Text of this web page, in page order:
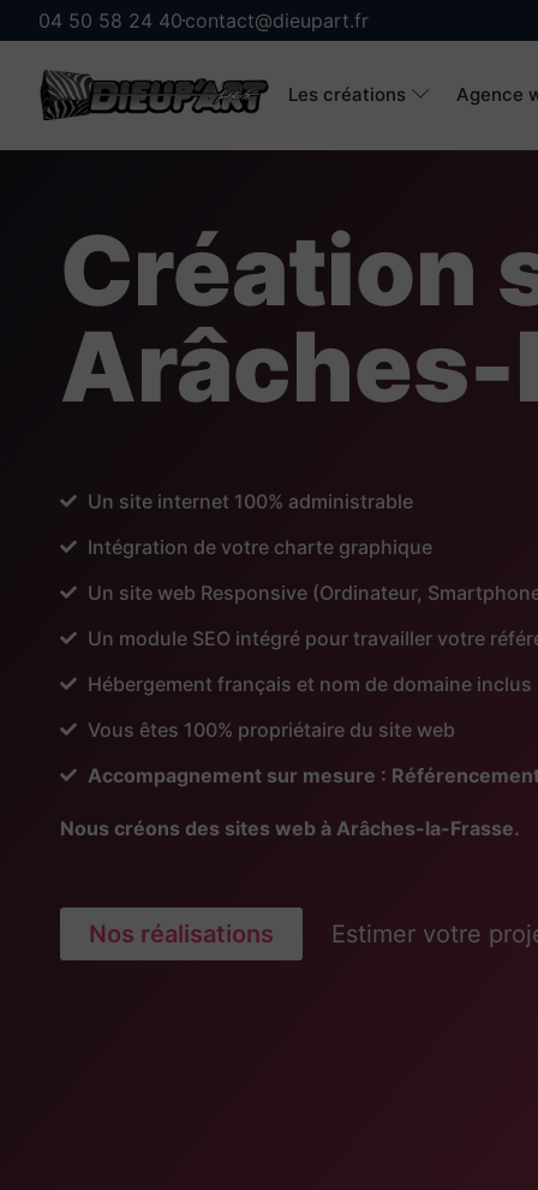
04 50 58 24 40 contact@dieupart.fr
Les créations Agence
Création
Un site internet 100% administrable
Intégration de votre charte graphique
Un site web Responsive (Ordinateur,
Un module SEO intégré pour travailler votre
Hébergement français et nom de domaine inclus
Vous êtes 100% propriétaire du site web
Accompagnement sur mesure :
Nous créons des sites web à Arâches-la-Frasse.
Nos réalisations Estimer votre